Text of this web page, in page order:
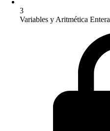
3
Variables y Aritmética Entera